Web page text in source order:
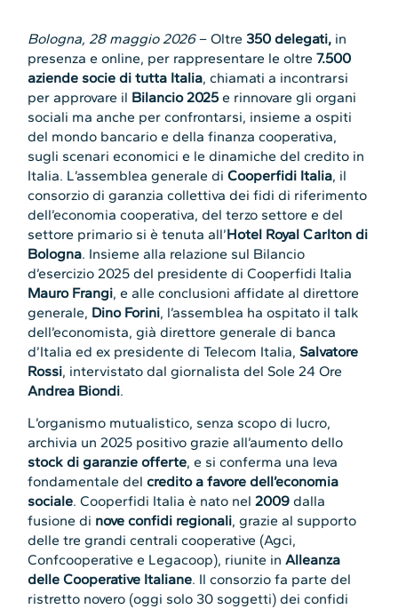
Bologna, 28 maggio 2026– Oltre 350 delegati, in
presenza e online, per rappresentare le oltre7.500
aziende socie di tutta Italia, chiamati a incontrarsi
per approvare il Bilancio 2025e rinnovare gli organi
sociali ma anche per confrontarsi, insieme a ospiti
del mondo bancario e della finanza cooperativa,
sugli scenari economici e le dinamiche del credito in
Italia. L’assemblea generale diCooperfidi Italia, il
consorzio di garanzia collettiva dei fidi di riferimento
dell’economia cooperativa, del terzo settore e del
settore primario si è tenuta all’Hotel Royal Carlton di
Bologna. Insieme alla relazione sul Bilancio
d’esercizio 2025 del presidente di Cooperfidi Italia
Mauro Frangi, e alle conclusioni affidate al direttore
generale, Dino Forini, l’assemblea ha ospitato il talk
dell’economista, già direttore generale di banca
d’Italia ed ex presidente di Telecom Italia, Salvatore
Rossi, intervistato dal giornalista del Sole 24 Ore
Andrea Biondi.
L’organismo mutualistico, senza scopo di lucro,
archivia un 2025 positivo grazie all’aumento dello
stock di garanzie offerte, e si conferma una leva
fondamentale delcredito a favore dell’economia
sociale. Cooperfidi Italia è nato nel2009 dalla
fusione di nove confidi regionali, grazie al supporto
delle tre grandi centrali cooperative (Agci,
Confcooperative e Legacoop), riunite inAlleanza
delle Cooperative Italiane. Il consorzio fa parte del
ristretto novero (oggi solo 30 soggetti) dei confidi